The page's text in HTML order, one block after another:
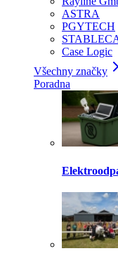
ASTRA
PGYTECH
Case Logic
Všechny značky
Poradna